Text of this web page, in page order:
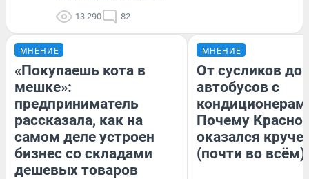
13 290 82
МНЕНИЕ
«Покупаешь кота в
мешке»:
предприниматель
рассказала, как на
самом деле устроен
бизнес со складами
дешевых товаров
МНЕНИЕ
От сусликов до
автобусов с
Почему
оказался
(почти во всём)